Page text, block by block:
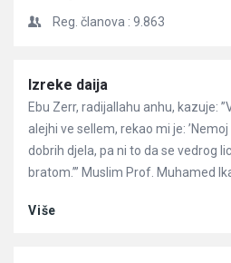
Reg. članova : 9.863
Članci
Izreke daija
Ebu Zerr, radijallahu anhu, kazuje:
alejhi ve sellem, rekao mi je:
dobrih djela, pa ni to da se vedrog
bratom.’” Muslim Prof. Muhamed
Više